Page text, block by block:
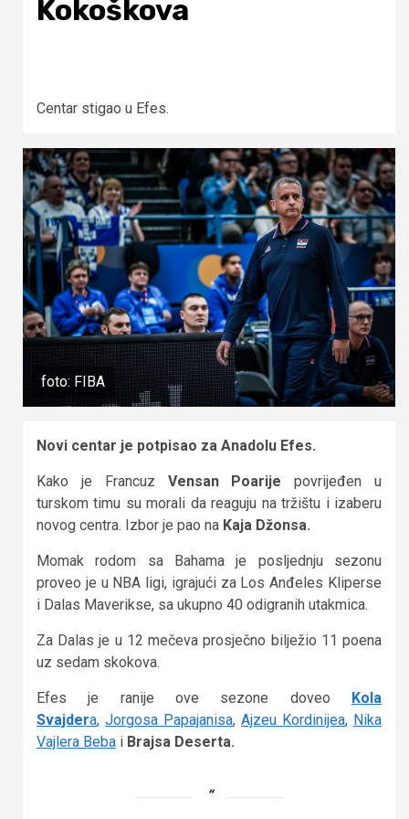
Kokoškova
Centar stigao u Efes.
foto: FIBA
Novi centar je potpisao za Anadolu Efes.
Kako je Francuz Vensan Poarije povrijeđen u
turskom timu su morali da reaguju na tržištu i izaberu
novog centra. Izbor je pao na Kaja Džonsa.
Momak rodom sa Bahama je posljednju sezonu
proveo je u NBA ligi, igrajući za Los Anđeles Kliperse
i Dalas Maverikse, sa ukupno 40 odigranih utakmica.
Za Dalas je u 12 mečeva prosječno bilježio 11 poena
uz sedam skokova.
Efes je ranije ove sezone doveo Kola
Svajdera, Jorgosa Papajanisa, Ajzeu Kordinijea, Nika
Vajlera Beba i Brajsa Deserta.